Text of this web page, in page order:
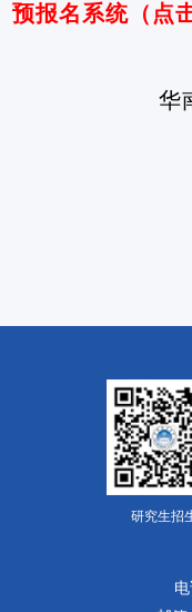
预报名系统（点
华
研究生招